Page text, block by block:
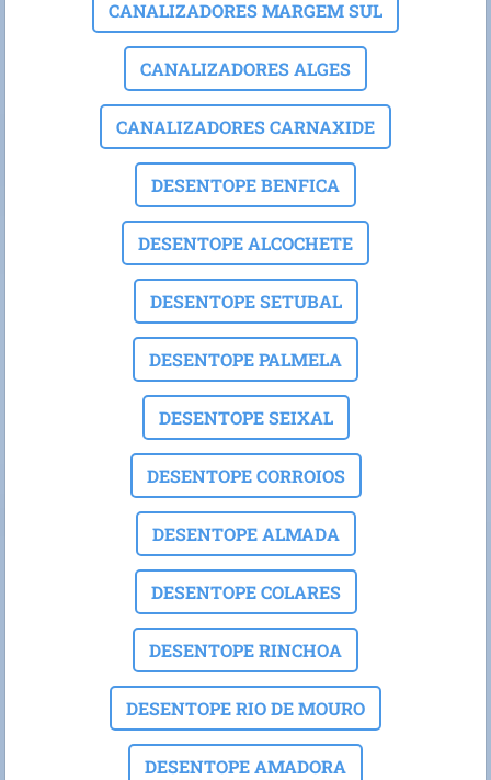
CANALIZADORES MARGEM SUL
CANALIZADORES ALGES
CANALIZADORES CARNAXIDE
DESENTOPE BENFICA
DESENTOPE ALCOCHETE
DESENTOPE SETUBAL
DESENTOPE PALMELA
DESENTOPE SEIXAL
DESENTOPE CORROIOS
DESENTOPE ALMADA
DESENTOPE COLARES
DESENTOPE RINCHOA
DESENTOPE RIO DE MOURO
DESENTOPE AMADORA